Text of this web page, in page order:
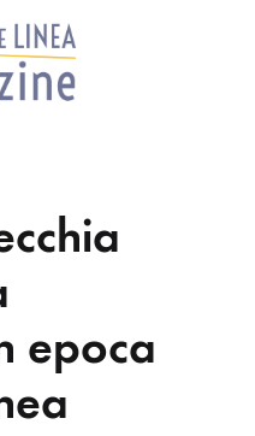
epoca